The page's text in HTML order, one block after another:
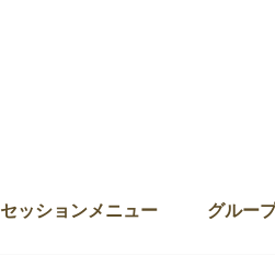
セッションメニュー グルー